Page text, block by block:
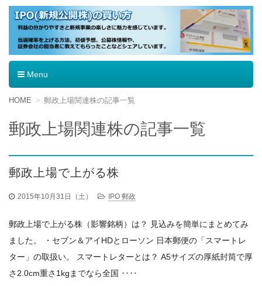
IPO（新規公開株）の買い方
Menu
コ
テ
ン
へ
移
動
HOME 郵政上場関連株の記事一覧
郵政上場関連株の記事一覧
郵政上場で上がる株
2015年10月31日（土） IPO 郵政
郵政上場で上がる株（影響銘柄）は？ 見込みを簡単にまとめてみ
ました。 ・セブン＆アイHDとローソン 日本郵便の「スマートレ
ター」の取扱い。 スマートレターとは？ A5サイズの厚紙封筒で厚
さ2.0cm重さ1kgまでなら全国 ‥‥